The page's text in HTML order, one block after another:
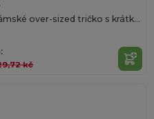
DOMINICA Dámské over-sized tričko s krátkým rukávem
kč